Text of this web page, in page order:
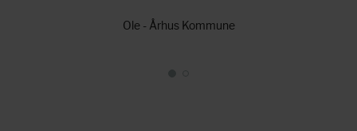
Ole - Århus Kommune